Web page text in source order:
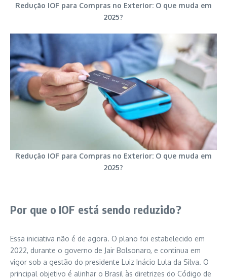
Redução IOF para Compras no Exterior: O que muda em
2025?
Redução IOF para Compras no Exterior: O que muda em
2025?
Por que o IOF está sendo reduzido?
Essa iniciativa não é de agora. O plano foi estabelecido em
2022, durante o governo de Jair Bolsonaro, e continua em
vigor sob a gestão do presidente Luiz Inácio Lula da Silva. O
principal objetivo é alinhar o Brasil às diretrizes do Código de